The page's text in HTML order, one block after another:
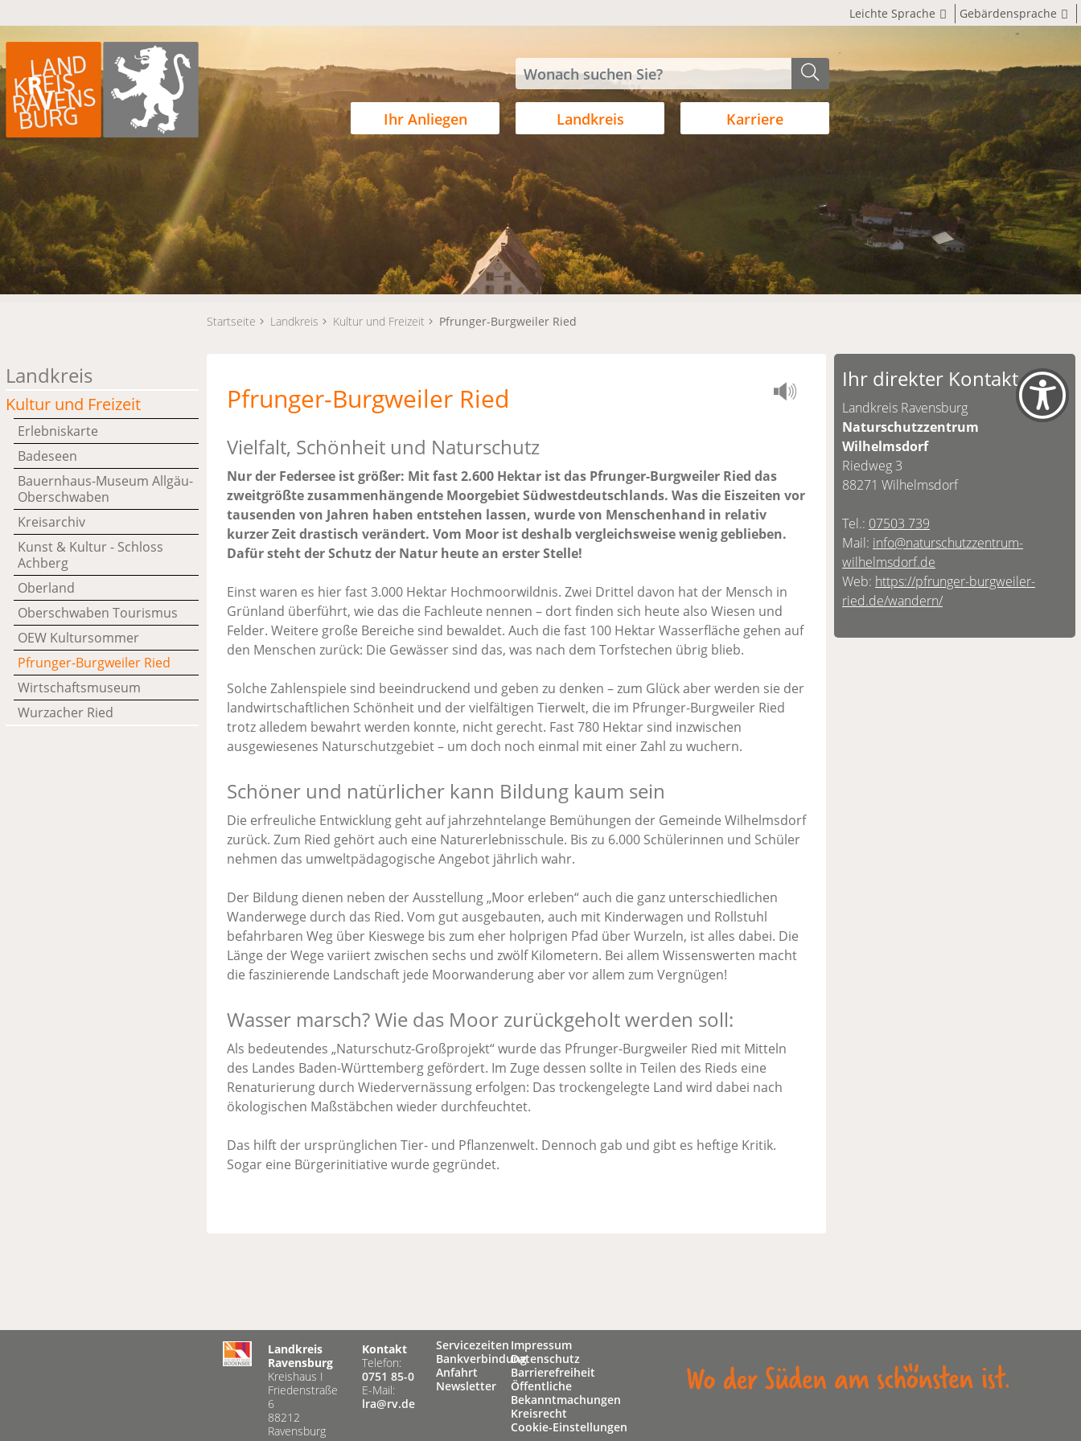
Leichte Sprache Gebärdensprache
Ihr Anliegen Landkreis Karriere
Startseite Landkreis Kultur und Freizeit Pfrunger-Burgweiler Ried
Landkreis
Kultur und Freizeit
Erlebniskarte
Badeseen
Bauernhaus-Museum Allgäu-
Oberschwaben
Kreisarchiv
Kunst & Kultur - Schloss
Achberg
Oberland
Oberschwaben Tourismus
OEW Kultursommer
Pfrunger-Burgweiler Ried
Wirtschaftsmuseum
Wurzacher Ried
Pfrunger-Burgweiler Ried
Vielfalt, Schönheit und Naturschutz
Nur der Federsee ist größer: Mit fast 2.600 Hektar ist das Pfrunger-Burgweiler Ried das
zweitgrößte zusammenhängende Moorgebiet Südwestdeutschlands. Was die Eiszeiten vor
tausenden von Jahren haben entstehen lassen, wurde von Menschenhand in relativ
kurzer Zeit drastisch verändert. Vom Moor ist deshalb vergleichsweise wenig geblieben.
Dafür steht der Schutz der Natur heute an erster Stelle!
Einst waren es hier fast 3.000 Hektar Hochmoorwildnis. Zwei Drittel davon hat der Mensch in
Grünland überführt, wie das die Fachleute nennen – dort finden sich heute also Wiesen und
Felder. Weitere große Bereiche sind bewaldet. Auch die fast 100 Hektar Wasserfläche gehen auf
den Menschen zurück: Die Gewässer sind das, was nach dem Torfstechen übrig blieb.
Solche Zahlenspiele sind beeindruckend und geben zu denken – zum Glück aber werden sie der
landwirtschaftlichen Schönheit und der vielfältigen Tierwelt, die im Pfrunger-Burgweiler Ried
trotz alledem bewahrt werden konnte, nicht gerecht. Fast 780 Hektar sind inzwischen
ausgewiesenes Naturschutzgebiet – um doch noch einmal mit einer Zahl zu wuchern.
Schöner und natürlicher kann Bildung kaum sein
Die erfreuliche Entwicklung geht auf jahrzehntelange Bemühungen der Gemeinde Wilhelmsdorf
zurück. Zum Ried gehört auch eine Naturerlebnisschule. Bis zu 6.000 Schülerinnen und Schüler
nehmen das umweltpädagogische Angebot jährlich wahr.
Der Bildung dienen neben der Ausstellung „Moor erleben“ auch die ganz unterschiedlichen
Wanderwege durch das Ried. Vom gut ausgebauten, auch mit Kinderwagen und Rollstuhl
befahrbaren Weg über Kieswege bis zum eher holprigen Pfad über Wurzeln, ist alles dabei. Die
Länge der Wege variiert zwischen sechs und zwölf Kilometern. Bei allem Wissenswerten macht
die faszinierende Landschaft jede Moorwanderung aber vor allem zum Vergnügen!
Wasser marsch? Wie das Moor zurückgeholt werden soll:
Als bedeutendes „Naturschutz-Großprojekt“ wurde das Pfrunger-Burgweiler Ried mit Mitteln
des Landes Baden-Württemberg gefördert. Im Zuge dessen sollte in Teilen des Rieds eine
Renaturierung durch Wiedervernässung erfolgen: Das trockengelegte Land wird dabei nach
ökologischen Maßstäbchen wieder durchfeuchtet.
Das hilft der ursprünglichen Tier- und Pflanzenwelt. Dennoch gab und gibt es heftige Kritik.
Sogar eine Bürgerinitiative wurde gegründet.
Ihr direkter Kontakt
Landkreis Ravensburg
Naturschutzzentrum
Wilhelmsdorf
Riedweg 3
88271 Wilhelmsdorf
Tel.: 07503 739
Mail: info@naturschutzzentrum-
wilhelmsdorf.de
Web: https://pfrunger-burgweiler-
ried.de/wandern/
Landkreis
Ravensburg
Kreishaus I
Friedenstraße
6
88212
Ravensburg
Kontakt
Telefon:
0751 85-0
E-Mail:
lra@rv.de
Servicezeiten
Bankverbindung
Anfahrt
Newsletter
Impressum
Datenschutz
Barrierefreiheit
Öffentliche
Bekanntmachungen
Kreisrecht
Cookie-Einstellungen